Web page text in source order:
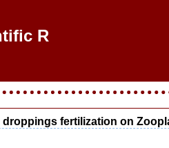
Res
fertilization on